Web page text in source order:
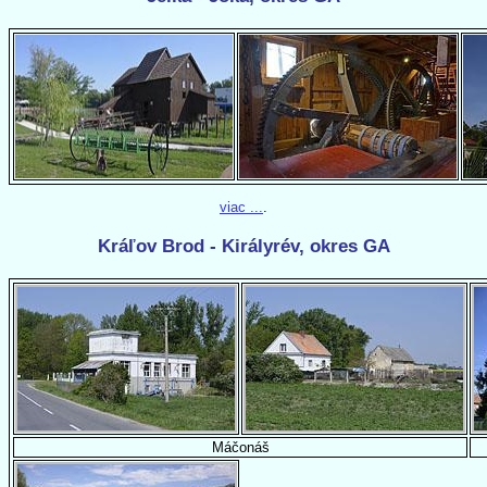
viac ....
Kráľov Brod - Királyrév, okres GA
Máčonáš